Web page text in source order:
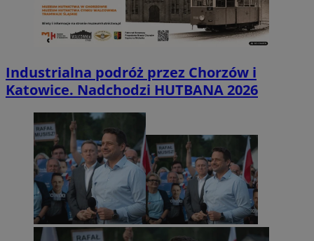
Industrialna podróż przez Chorzów i
Katowice. Nadchodzi HUTBANA 2026